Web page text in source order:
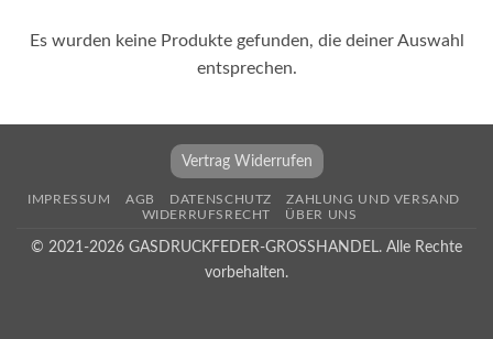
Es wurden keine Produkte gefunden, die deiner Auswahl
entsprechen.
Vertrag Widerrufen
IMPRESSUM AGB DATENSCHUTZ
ZAHLUNG UND VERSAND
WIDERRUFSRECHT
ÜBER UNS
© 2021-2026 GASDRUCKFEDER-GROSSHANDEL. Alle Rechte
vorbehalten.